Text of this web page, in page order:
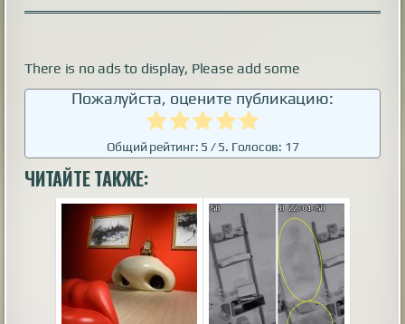
There is no ads to display, Please add some
Пожалуйста, оцените публикацию:
Общий рейтинг: 5 / 5. Голосов: 17
ЧИТАЙТЕ ТАКЖЕ: